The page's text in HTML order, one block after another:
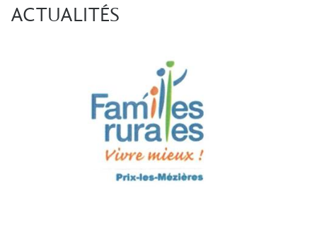
ACTUALITÉS